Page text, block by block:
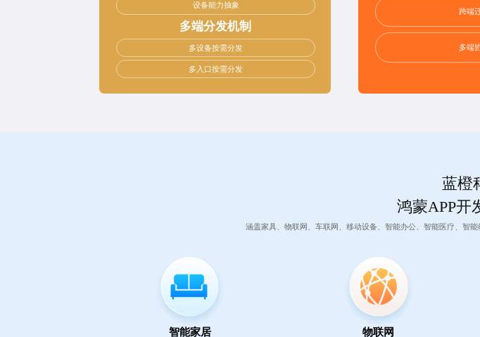
设备能力抽象
多端分发机制
多设备按需分发
多入口按需分发
跨端
多端
蓝橙
鸿蒙APP开
涵盖家具、物联网、车联网、移动设备、智能办公、智能医疗、智
智能家居 物联网